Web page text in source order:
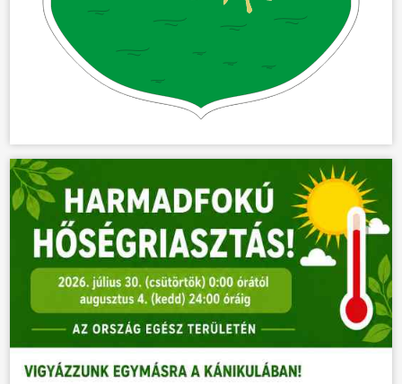
ÖNKORMÁNYZAT
KÖZÖSSÉG
HÍREK
VÁLASZTÁSOK